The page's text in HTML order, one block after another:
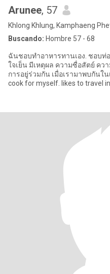
Arunee, 57
Khlong Khlung, Kamphaeng
Buscando: Hombre 57 - 68
ฉันชอบทำอาหารทานเอง. ชอบท่
ใจเย็น มีเหตุผล ความซื่อสัตย์ คว
การอยู่ร่วมกัน เมื่อเรามาพบกันใ
cook for myself. likes to travel